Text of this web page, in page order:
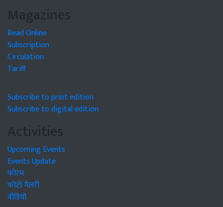
Magazines
Read Online
Subscription
Circulation
Tariff
Subscribe to print edition
Subscribe to digital edition
Activities
Upcoming Events
Events Update
फोरम
फोटो गैलरी
वीडियो